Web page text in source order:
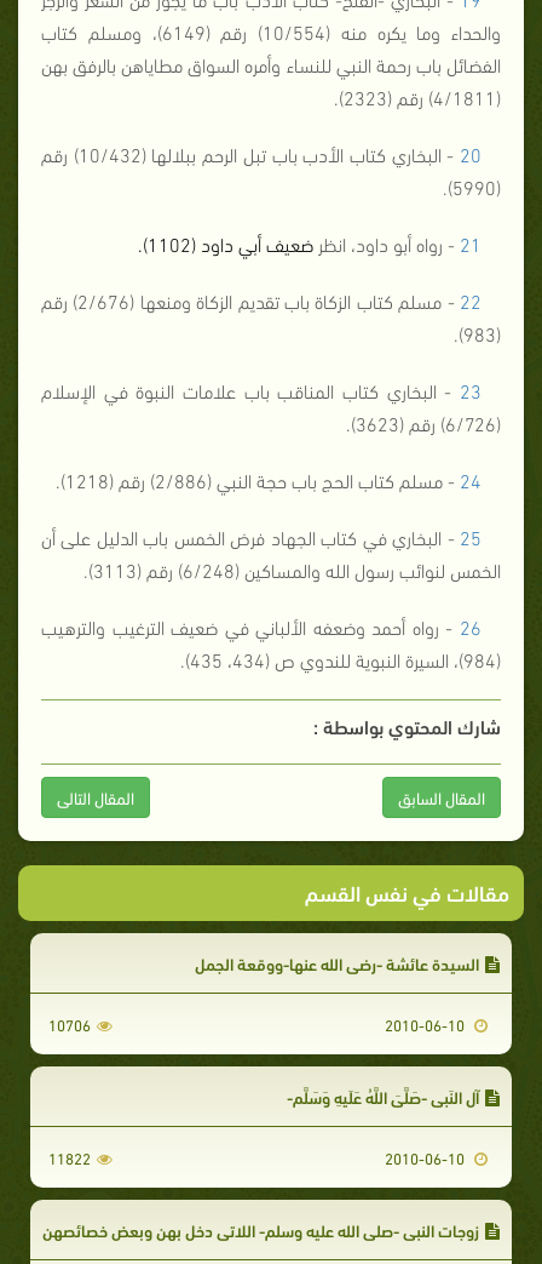
والحداء وما يكره منه (10/554) رقم (6149)، ومسلم كتاب
الفضائل باب رحمة النبي للنساء وأمره السواق مطاياهن بالرفق بهن
(4/1811) رقم (2323).
20
- البخاري كتاب الأدب باب تبل الرحم ببلالها (10/432) رقم
(5990).
21 - رواه أبو داود، انظر ضعيف أبي داود (1102).
22
- مسلم كتاب الزكاة باب تقديم الزكاة ومنعها (2/676) رقم
(983).
23 - البخاري كتاب المناقب باب علامات النبوة في الإسلام
(6/726) رقم (3623).
24 - مسلم كتاب الحج باب حجة النبي (2/886) رقم (1218).
25 - البخاري في كتاب الجهاد فرض الخمس باب الدليل على أن
الخمس لنوائب رسول الله والمساكين (6/248) رقم (3113).
26 - رواه أحمد وضعفه الألباني في ضعيف الترغيب والترهيب
(984)، السيرة النبوية للندوي ص (434، 435).
شارك المحتوي بواسطة :
المقال السابق المقال التالى
مقالات في نفس القسم
السيدة عائشة -رضي الله عنها-ووقعة الجمل
10706
آل النَبِي -صَلَّىَ اللَّهُ عَلَيهِ وَسَلَّم-
11822
زوجات النبي -صلى الله عليه وسلم- اللاتي دخل بهن وبعض خصائصهن